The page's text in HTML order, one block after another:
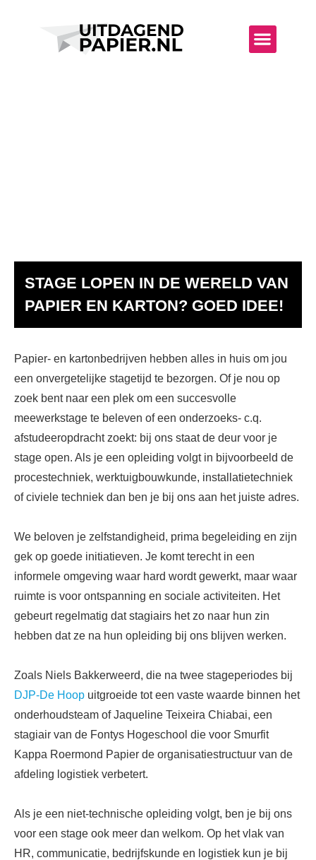
STAGE LOPEN IN DE WERELD VAN
PAPIER EN KARTON? GOED IDEE!
Papier- en kartonbedrijven hebben alles in huis om jou
een onvergetelijke stagetijd te bezorgen. Of je nou op
zoek bent naar een plek om een succesvolle
meewerkstage te beleven of een onderzoeks- c.q.
afstudeeropdracht zoekt: bij ons staat de deur voor je
stage open. Als je een opleiding volgt in bijvoorbeeld de
procestechniek, werktuigbouwkunde, installatietechniek
of civiele techniek dan ben je bij ons aan het juiste adres.
We beloven je zelfstandigheid, prima begeleiding en zijn
gek op goede initiatieven. Je komt terecht in een
informele omgeving waar hard wordt gewerkt, maar waar
ruimte is voor ontspanning en sociale activiteiten. Het
gebeurt regelmatig dat stagiairs het zo naar hun zin
hebben dat ze na hun opleiding bij ons blijven werken.
Zoals Niels Bakkerweerd, die na twee stageperiodes bij
DJP-De Hoop uitgroeide tot een vaste waarde binnen het
onderhoudsteam of Jaqueline Teixeira Chiabai, een
stagiair van de Fontys Hogeschool die voor Smurfit
Kappa Roermond Papier de organisatiestructuur van de
afdeling logistiek verbetert.
Als je een niet-technische opleiding volgt, ben je bij ons
voor een stage ook meer dan welkom. Op het vlak van
HR, communicatie, bedrijfskunde en logistiek kun je bij